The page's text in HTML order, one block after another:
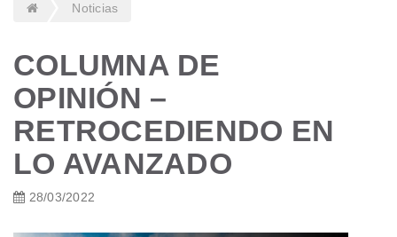
Noticias
COLUMNA DE
OPINIÓN –
RETROCEDIENDO EN
LO AVANZADO
28/03/2022